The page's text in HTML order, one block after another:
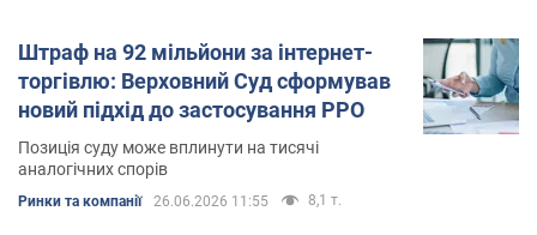
Штраф на 92 мільйони за інтернет-
торгівлю: Верховний Суд сформував
новий підхід до застосування РРО
Позиція суду може вплинути на тисячі
аналогічних спорів
Ринки та компанії 26.06.2026 11:55 8,1 т.